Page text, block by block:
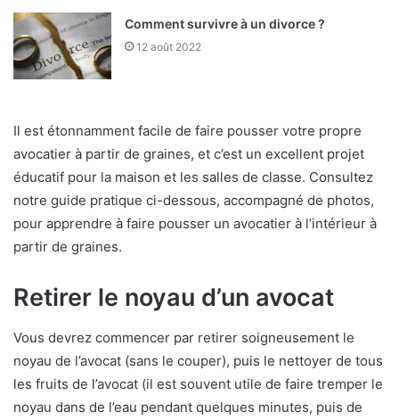
Comment survivre à un divorce ?
12 août 2022
Il est étonnamment facile de faire pousser votre propre
avocatier à partir de graines, et c’est un excellent projet
éducatif pour la maison et les salles de classe. Consultez
notre guide pratique ci-dessous, accompagné de photos,
pour apprendre à faire pousser un avocatier à l’intérieur à
partir de graines.
Retirer le noyau d’un avocat
Vous devrez commencer par retirer soigneusement le
noyau de l’avocat (sans le couper), puis le nettoyer de tous
les fruits de l’avocat (il est souvent utile de faire tremper le
noyau dans de l’eau pendant quelques minutes, puis de